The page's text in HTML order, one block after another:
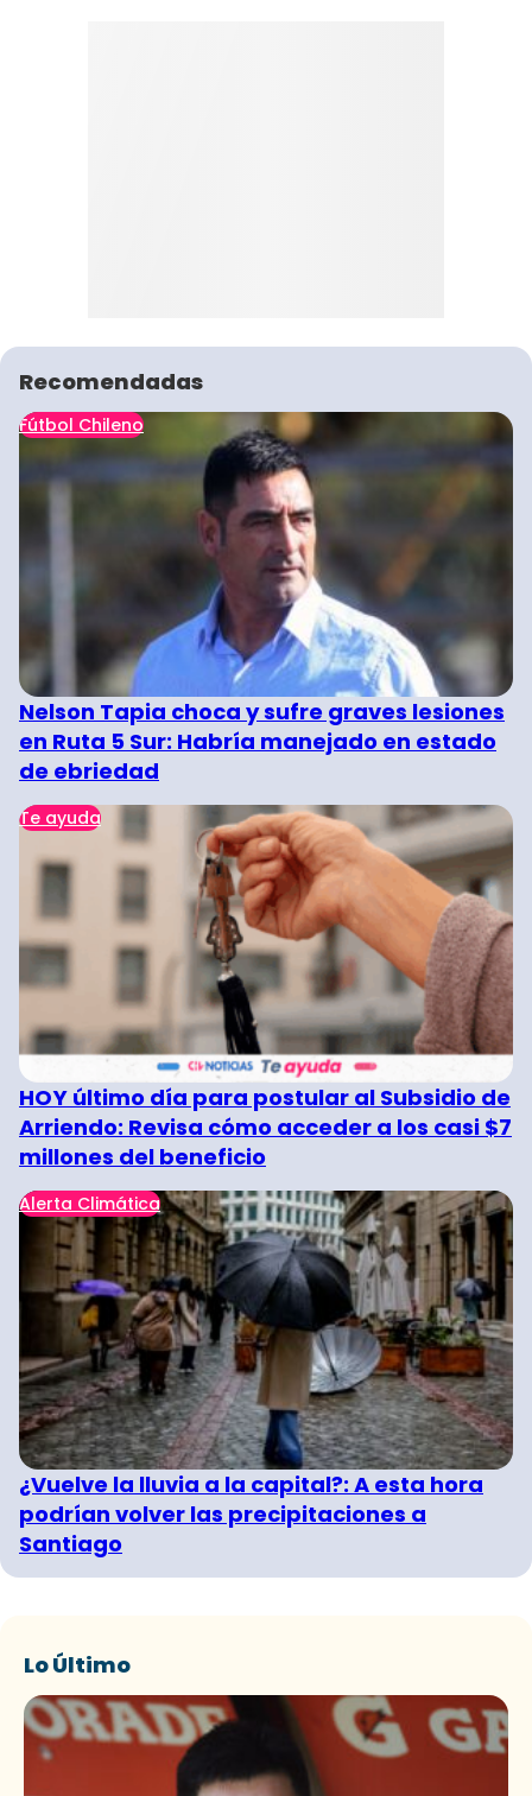
Recomendadas
Fútbol Chileno
Nelson Tapia choca y sufre graves lesiones
en Ruta 5 Sur: Habría manejado en estado
de ebriedad
Te ayuda
HOY último día para postular al Subsidio de
Arriendo: Revisa cómo acceder a los casi $7
millones del beneficio
Alerta Climática
¿Vuelve la lluvia a la capital?: A esta hora
podrían volver las precipitaciones a
Santiago
Lo Último